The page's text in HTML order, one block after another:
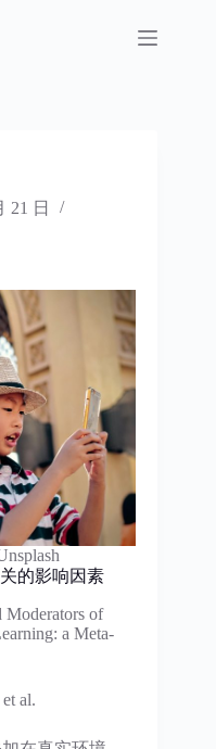
21 日
的影响因素
Moderators of
a Meta-
al.